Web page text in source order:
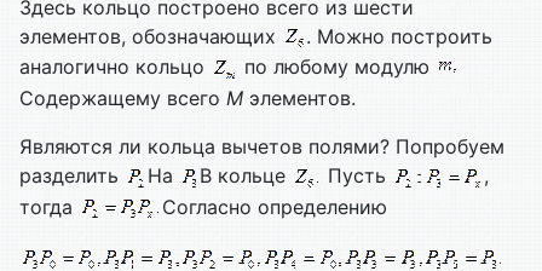
Здесь кольцо построено всего из шести
элементов, обозначающих
. Можно построить
аналогично кольцо
по любому модулю
Содержащему всего M элементов.
Являются ли кольца вычетов полями? Попробуем
разделить
На В кольце Пусть
,
тогда
Согласно определению